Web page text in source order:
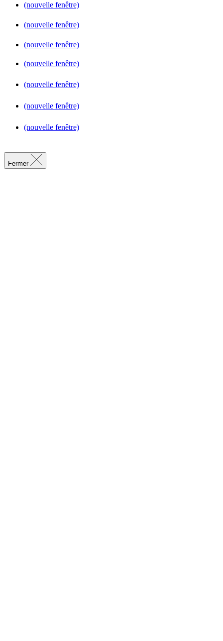
(nouvelle fenêtre)
(nouvelle fenêtre)
(nouvelle fenêtre)
(nouvelle fenêtre)
(nouvelle fenêtre)
(nouvelle fenêtre)
(nouvelle fenêtre)
Fermer